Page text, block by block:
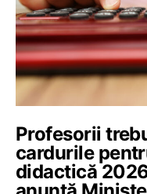
Profesorii
cardurile
didactică